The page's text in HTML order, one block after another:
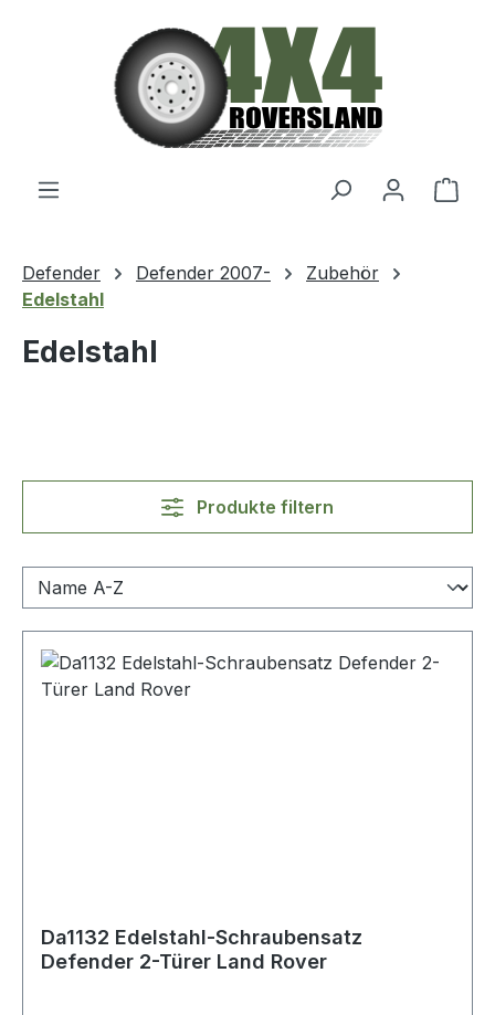
Zum Hauptinhalt springen
Defender Defender 2007-
Zubehör
Edelstahl
Edelstahl
Produkte filtern
Da1132 Edelstahl-Schraubensatz
Defender 2-Türer Land Rover